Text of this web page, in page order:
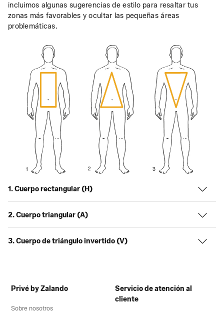
incluimos algunas sugerencias de estilo para resaltar tus
zonas más favorables y ocultar las pequeñas áreas
problemáticas.
1. Cuerpo rectangular (H)
2. Cuerpo triangular (A)
3. Cuerpo de triángulo invertido (V)
Privé by Zalando
Sobre nosotros
Servicio de atención al
cliente